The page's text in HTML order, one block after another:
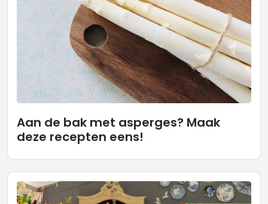
Aan de bak met asperges? Maak
deze recepten eens!